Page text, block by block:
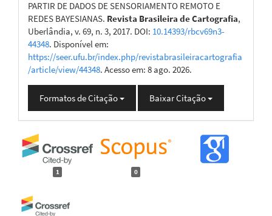
PARTIR DE DADOS DE SENSORIAMENTO REMOTO E
REDES BAYESIANAS. Revista Brasileira de Cartografia,
Uberlândia, v. 69, n. 3, 2017. DOI: 10.14393/rbcv69n3-
44348. Disponível em:
https://seer.ufu.br/index.php/revistabrasileiracartografia
/article/view/44348. Acesso em: 8 ago. 2026.
Formatos de Citação Baixar Citação
1 0